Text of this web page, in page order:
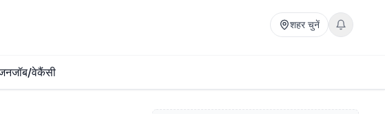
शहर चुनें
जॉब/वेकैंसी